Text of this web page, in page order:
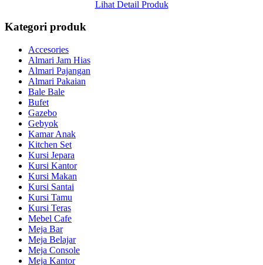
Lihat Detail Produk
Kategori produk
Accesories
Almari Jam Hias
Almari Pajangan
Almari Pakaian
Bale Bale
Bufet
Gazebo
Gebyok
Kamar Anak
Kitchen Set
Kursi Jepara
Kursi Kantor
Kursi Makan
Kursi Santai
Kursi Tamu
Kursi Teras
Mebel Cafe
Meja Bar
Meja Belajar
Meja Console
Meja Kantor